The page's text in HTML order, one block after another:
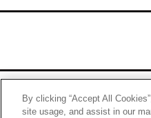
By clicking “Accept All
site usage, and assist in our